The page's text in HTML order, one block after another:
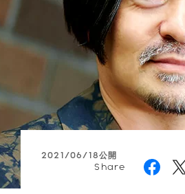
2021/06/18公開
Share